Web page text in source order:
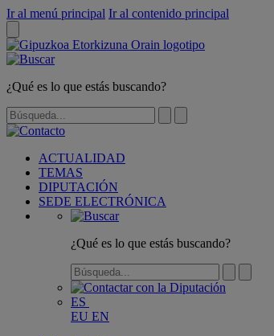
Ir al menú principal Ir al contenido principal
¿Qué es lo que estás buscando?
ACTUALIDAD
TEMAS
DIPUTACIÓN
SEDE ELECTRÓNICA
¿Qué es lo que estás buscando?
ES
EU EN